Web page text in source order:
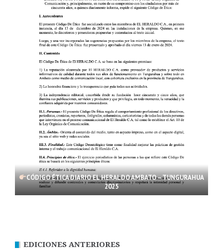
CÓDIGO ÉTICA DIARIO EL HERALDO AMBATO – TUNGURAHUA
2025
EDICIONES ANTERIORES